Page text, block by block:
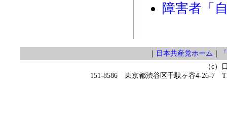
障害者「
日本共産党ホーム
（c）
151-8586 東京都渋谷区千駄ヶ谷4-26-7